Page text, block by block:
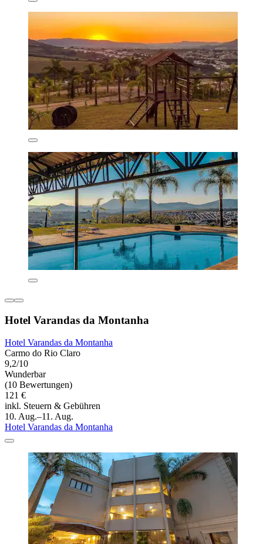
Hotel Varandas da Montanha
Hotel Varandas da Montanha
Carmo do Rio Claro
9,2/10
Wunderbar
(10 Bewertungen)
121 €
inkl. Steuern & Gebühren
10. Aug.–11. Aug.
Hotel Varandas da Montanha